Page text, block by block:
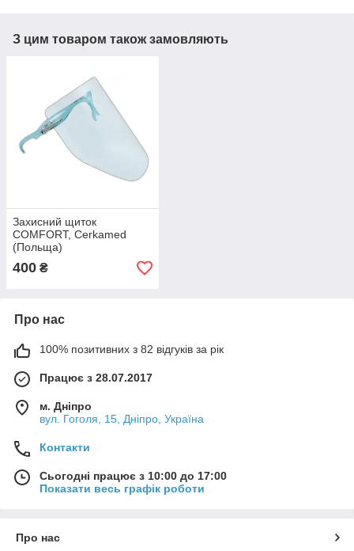
З цим товаром також замовляють
Захисний щиток
COMFORT, Cerkamed
(Польща)
400 ₴
Про нас
100% позитивних з 82 відгуків за рік
Працює з 28.07.2017
м. Дніпро
вул. Гоголя, 15, Дніпро, Україна
Контакти
Сьогодні працює з 10:00 до 17:00
Показати весь графік роботи
Про нас